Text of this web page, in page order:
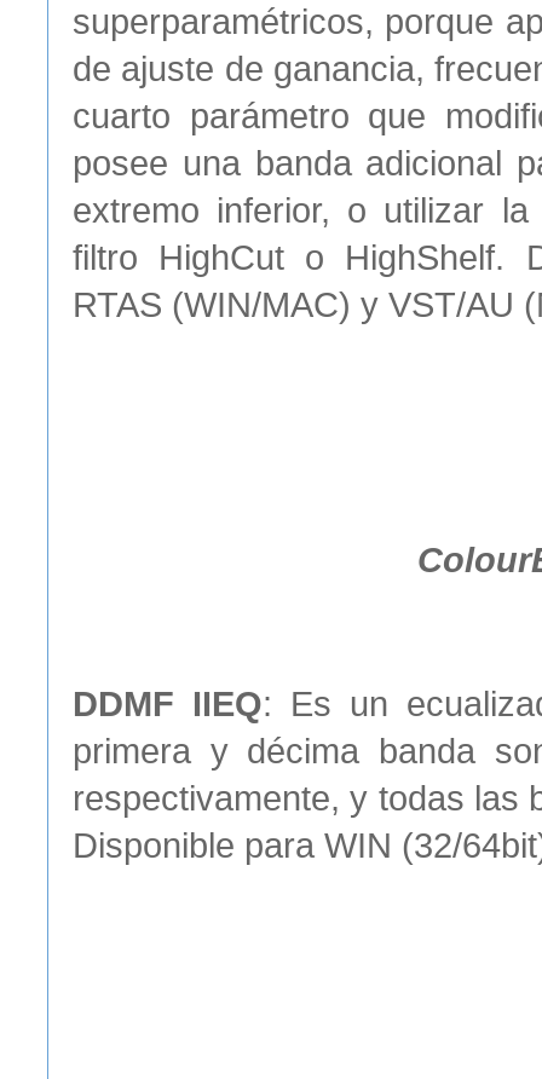
superparamétricos, porque
de ajuste de ganancia,
cuarto parámetro que
posee una banda adicional
extremo inferior, o utilizar
filtro HighCut o HighShelf.
RTAS (WIN/MAC) y VST/AU
DDMF IIEQ: Es un
primera y décima banda
respectivamente, y todas las
Disponible para WIN (32/